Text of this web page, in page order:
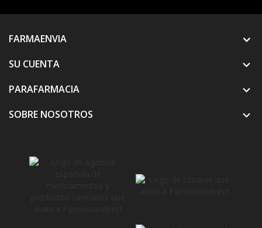
FARMAENVIA
SU CUENTA

PARAFARMACIA 
SOBRE NOSOTROS 